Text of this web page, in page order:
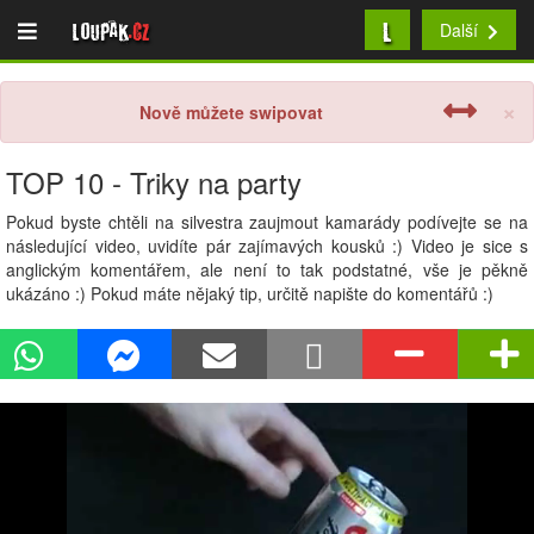
Loupak.cz L Další
×
Nově můžete swipovat
TOP 10 - Triky na party
Pokud byste chtěli na silvestra zaujmout kamarády podívejte se na
následující video, uvidíte pár zajímavých kousků :) Video je sice s
anglickým komentářem, ale není to tak podstatné, vše je pěkně
ukázáno :) Pokud máte nějaký tip, určitě napište do komentářů :)